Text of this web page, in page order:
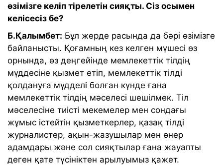
өзімізге келіп тірелетін сияқты. Сіз осымен
келісесіз бе?
Б.Қалымбет: Бұл жерде расында да бәрі өзімізге
байланысты. Қоғамның кез келген мүшесі өз
орнында, өз деңгейінде мемлекеттік тілдің
мүддесіне қызмет етіп, мемлекеттік тілді
қолдануға мүдделі болған күнде ғана
мемлекеттік тілдің мәселесі шешілмек. Тіл
мәселесіне тиісті мекемелер мен сондағы
жұмыс істейтін қызметкерлер, қазақ тілді
журналистер, ақын-жазушылар мен өнер
адамдары және сол сияқтылар ғана жауапты
деген қате түсініктен арылуымыз қажет.